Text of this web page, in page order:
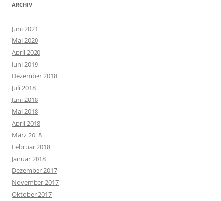
ARCHIV
Juni 2021
Mai 2020
April 2020
Juni 2019
Dezember 2018
Juli 2018
Juni 2018
Mai 2018
April 2018
März 2018
Februar 2018
Januar 2018
Dezember 2017
November 2017
Oktober 2017